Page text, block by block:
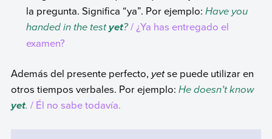
la pregunta. Significa “ya”. Por ejemplo:Have you
handed in the testyet?/ ¿Ya has entregado el
examen?
Además del presente perfecto, yetse puede utilizar en
otros tiempos verbales. Por ejemplo: He doesn’t know
yet. / Él no sabe todavía.